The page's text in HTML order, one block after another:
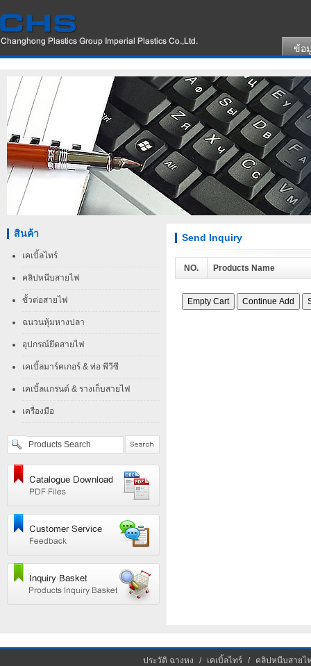
ข้อ
สินค้า
เคเบิ้ลไทร์
คลิปหนีบสายไฟ
ขั้วต่อสายไฟ
ฉนวนหุ้มหางปลา
อุปกรณ์ยึดสายไฟ
เคเบิ้ลมาร์คเกอร์ & ท่อ พีวีซี
เคเบิ้ลแกรนด์ & รางเก็บสายไฟ
เครื่องมือ
Send Inquiry
NO. Products Name
ประวัติ ฉางหง / เคเบิ้ลไทร์ / คลิปหนีบสายไ